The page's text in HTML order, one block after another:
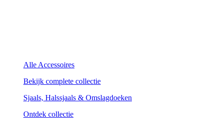
Alle Accessoires
Bekijk complete collectie
Sjaals, Halssjaals & Omslagdoeken
Ontdek collectie